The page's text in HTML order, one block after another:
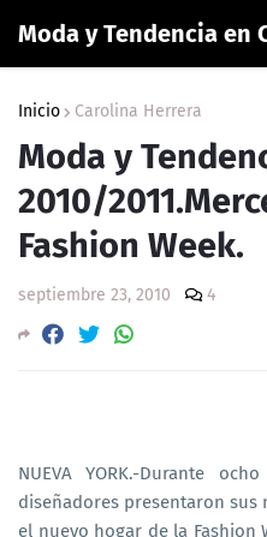
Moda y Tendencia en
Inicio Carolina Herrera
Moda y
2010/
Fashion Week.
septiembre 23, 2010 4
NUEVA YORK.-Durante
diseñadores presentaron sus
el nuevo hogar de la Fashion